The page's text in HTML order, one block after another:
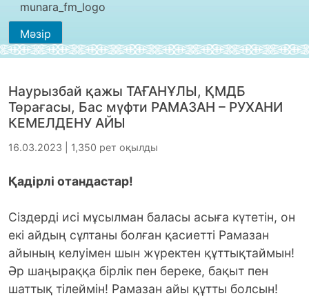
Мәзір
Наурызбай қажы ТАҒАНҰЛЫ, ҚМДБ
Төрағасы, Бас мүфти РАМАЗАН – РУХАНИ
КЕМЕЛДЕНУ АЙЫ
16.03.2023 | 1,350 рет оқылды
Қадірлі отандастар!
Сіздерді исі мұсылман баласы асыға күтетін, он
екі айдың сұлтаны болған қасиетті Рамазан
айының келуімен шын жүректен құттықтаймын!
Әр шаңыраққа бірлік пен береке, бақыт пен
шаттық тілеймін! Рамазан айы құтты болсын!